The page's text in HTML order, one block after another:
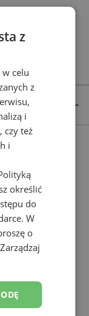
z
celu
z
i
czy też
i
określić
do
W
o